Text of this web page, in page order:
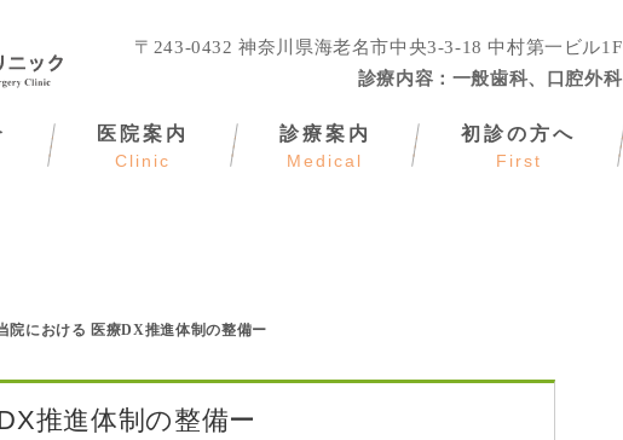
〒243-0432 神奈川県海老名市中央3-3-18 中村第一ビル1F
診療内容： 一般歯科、口腔外科
医院案内
Clinic
診療案内
Medical
初診の方へ
First
院における 医療DX推進体制の整備ー
推進体制の整備ー